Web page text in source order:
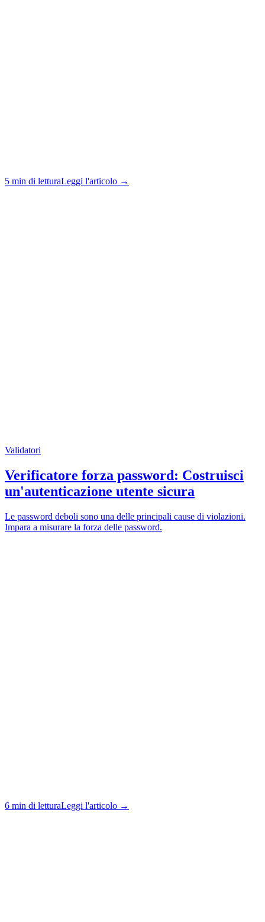
5 min di letturaLeggi l'articolo →
Validatori
Verificatore forza password: Costruisci
un'autenticazione utente sicura
Le password deboli sono una delle principali cause di violazioni.
Impara a misurare la forza delle password.
6 min di letturaLeggi l'articolo →